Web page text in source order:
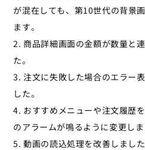
が混在しても、第10世代の背景
ます。
2. 商品詳細画面の金額が数量と
た。
3. 注文に失敗した場合のエラー
した。
4. おすすめメニューや注文履歴
のアラームが鳴るように変更しま
5. 動画の読込処理を改善しました